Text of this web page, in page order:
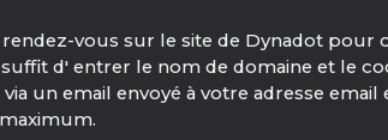
rendez-vous sur le site de Dynadot
d' entrer le nom de domaine et le
un email envoyé à votre adresse